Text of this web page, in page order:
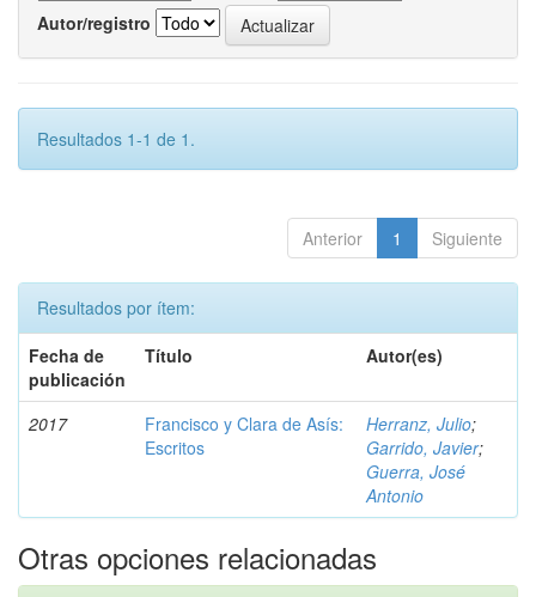
Autor/registro
Resultados 1-1 de 1.
Anterior 1 Siguiente
Resultados por ítem:
Fecha de
publicación
Título Autor(es)
2017
Francisco y Clara de Asís:
Escritos
Herranz, Julio;
Garrido, Javier;
Guerra, José
Antonio
Otras opciones relacionadas